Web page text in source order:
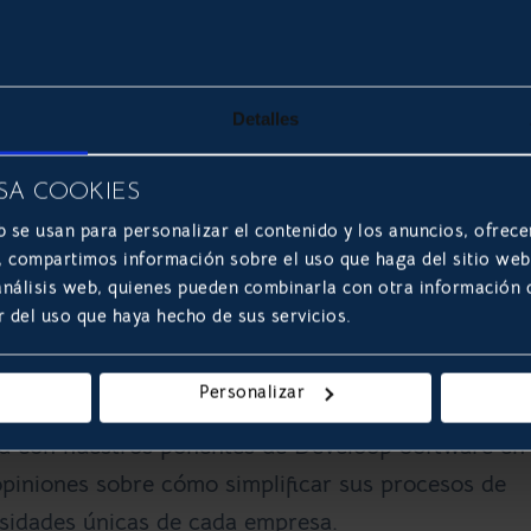
Detalles
COOKIES
se usan para personalizar el contenido y los anuncios,
información sobre el uso que haga del sitio
web, quienes pueden combinarla con otra información
uso que haya hecho de sus servicios.
Personalizar
como comercio, servicios y turismo, que
empresarial
experiencia en desarrollo de software
empresas.
con recomendaciones y casos de éxito que han
con los que han trabajado en sus diferentes
con nuestros ponentes de Develoop Software en
sobre cómo simplificar sus procesos de
únicas de cada empresa.